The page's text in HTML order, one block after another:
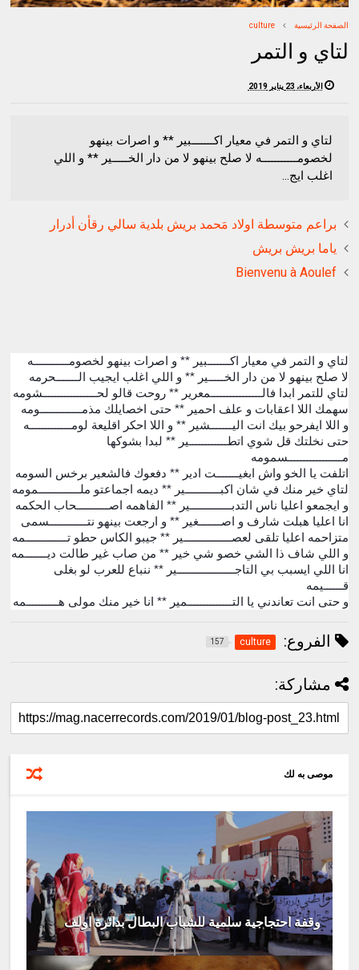
الصفحة الرئيسية culture
لتاي و التمر
الأربعاء، 23 يناير 2019
لتاي و التمر في معيار اكـــــــبير ** و اصرات بينهو
لخصومـــــــــــه لا صلح بينهو لا من دار الخـــــير ** و اللي
اغلب ايج...
براعم متوسطة اولاد مَحمد بريش بلدية سالي رقأن أدرار
ياما بريش بريش
Bienvenu à Aoulef
لتاي و التمر في معيار اكـــــــبير ** و اصرات بينهو لخصومـــــــــــه
لا صلح بينهو لا من دار الخـــــير ** و اللي اغلب ايجيب الـــــــحرمه
لتاي للتمر ابدا فالــــــــــــــــمعرير ** روحت قالو لحـــــــــــــــــشومه
سهمك اللا اعقابات و علف احمير ** حتى اخصايلك مذمـــــــــــــومه
و اللا ايفرحو بيك انت اليـــــــشير ** و اللا احكر اقليعة لومـــــــــــــه
حتى نخلتك قل شوي اتطــــــــــــير ** لبدا بشوكها
مـــــــــــــــــسمومه
اتلفت يا الخو واش ابغيـــــــت ادير ** دفعوك فالشعير برخس السومه
لتاي خير منك في شان اكبـــــــــــير ** ديمه اجماعتو ملـــــــــــــمومه
و ايجمعو اعليا ناس التدبـــــــــــــير ** الفاهمه اصــــــــــحاب الحكمه
انا اعليا هبلت شارف و اصـــــــغير ** و ارجعت بينهو نتــــــــــــسمى
متزاحمه اعليا تلقى لعصـــــــــــــــير ** جيبو الكاس حطو تـــــــــــــمه
و اللي شاف ذا الشي خصو شي خير ** من صاب غير طالت ديـــــــمه
انا اللي ايسبب بي التاجــــــــــــــــــير ** ننباع للعرب لو بغلى
قــــــيمه
و حتى انت تعاندني يا التــــــــــــــمير ** انا خير منك مولى هــــــــــمه
الفروع: culture
157
مشاركة:
موصى به لك
وقفة احتجاجية سلمية للشباب البطال بدائرة اولف